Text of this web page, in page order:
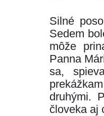
Silné
Sedem
môže
Panna
sa,
druhými.
človeka aj